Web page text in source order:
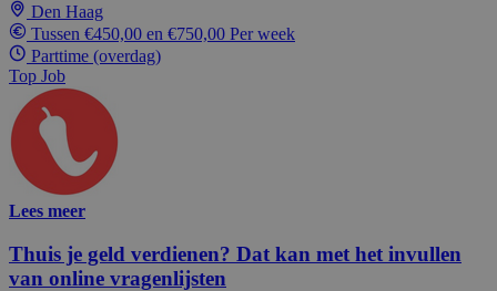
Den Haag
Tussen €450,00 en €750,00 Per week
Parttime (overdag)
Top Job
Lees meer
Thuis je geld verdienen? Dat kan met het invullen
van online vragenlijsten